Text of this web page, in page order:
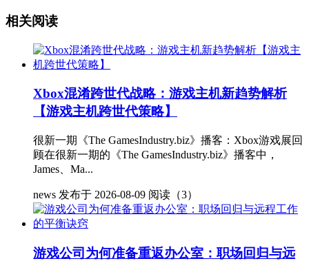
相关阅读
Xbox混淆跨世代战略：游戏主机新趋势解析
【游戏主机跨世代策略】
很新一期《The GamesIndustry.biz》播客：Xbox游戏展回
顾在很新一期的《The GamesIndustry.biz》播客中，
James、Ma...
news 发布于 2026-08-09 阅读（3）
游戏公司为何准备重返办公室：职场回归与远